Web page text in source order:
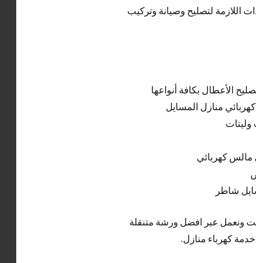
اللازمة لتصليح وصيانة وتركيب
الأعطال بكافة أنواعها
منازل المسايل
وليتات
كهربائي
شاطر
ونعمل عبر افضل ورشة متنقلة
كهرباء منازل.